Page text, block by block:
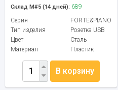
Склад М#5 (14 дней): 689
Серия
FORTE&PIANO
Тип изделия
Розетка USB
Цвет
Сталь
Материал
Пластик
В корзину